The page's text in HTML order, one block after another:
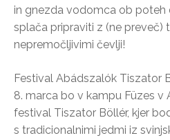
in gnezda vodomca ob poteh
splača pripraviti z (ne preveč)
nepremočljivimi čevlji!
Festival Abádszalók Tiszator
8. marca bo v kampu Füzes
festival Tiszator Böllér, kjer
s tradicionalnimi jedmi iz